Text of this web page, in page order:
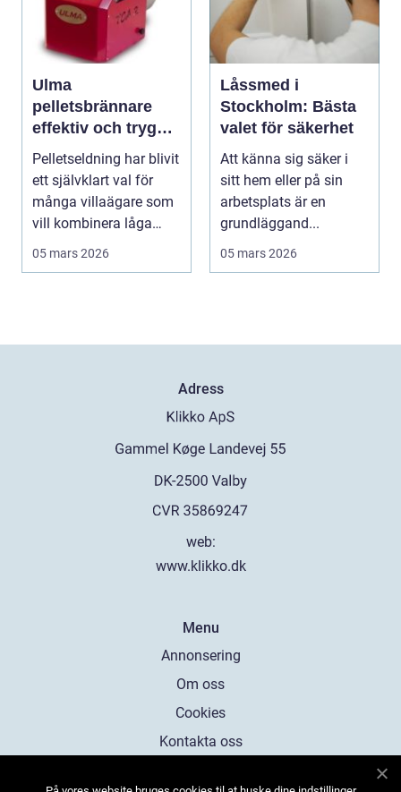
Ulma
pelletsbrännare
effektiv och trygg
pelletseldning för
villan
Pelletseldning har blivit
ett självklart val för
många villaägare som
vill kombinera låga
05 mars 2026
Låssmed i
Stockholm: Bästa
valet för säkerhet
Att känna sig säker i
sitt hem eller på sin
arbetsplats är en
grundläggand...
05 mars 2026
Adress
web:
www.klikko.dk
Menu
Annonsering
Om oss
Cookies
Kontakta oss